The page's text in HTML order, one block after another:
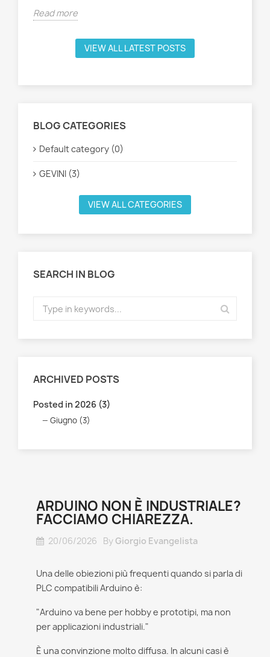
Read more
VIEW ALL LATEST POSTS
BLOG CATEGORIES
Default category (0)
GEVINI (3)
VIEW ALL CATEGORIES
SEARCH IN BLOG
ARCHIVED POSTS
Posted in 2026 (3)
Giugno (3)
ARDUINO NON È INDUSTRIALE?
FACCIAMO CHIAREZZA.
20/06/2026 By Giorgio Evangelista
Una delle obiezioni più frequenti quando si parla di
PLC compatibili Arduino è:
"Arduino va bene per hobby e prototipi, ma non
per applicazioni industriali."
È una convinzione molto diffusa. In alcuni casi è